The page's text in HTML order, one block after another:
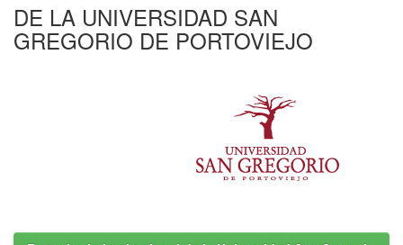
DE LA UNIVERSIDAD SAN
GREGORIO DE PORTOVIEJO